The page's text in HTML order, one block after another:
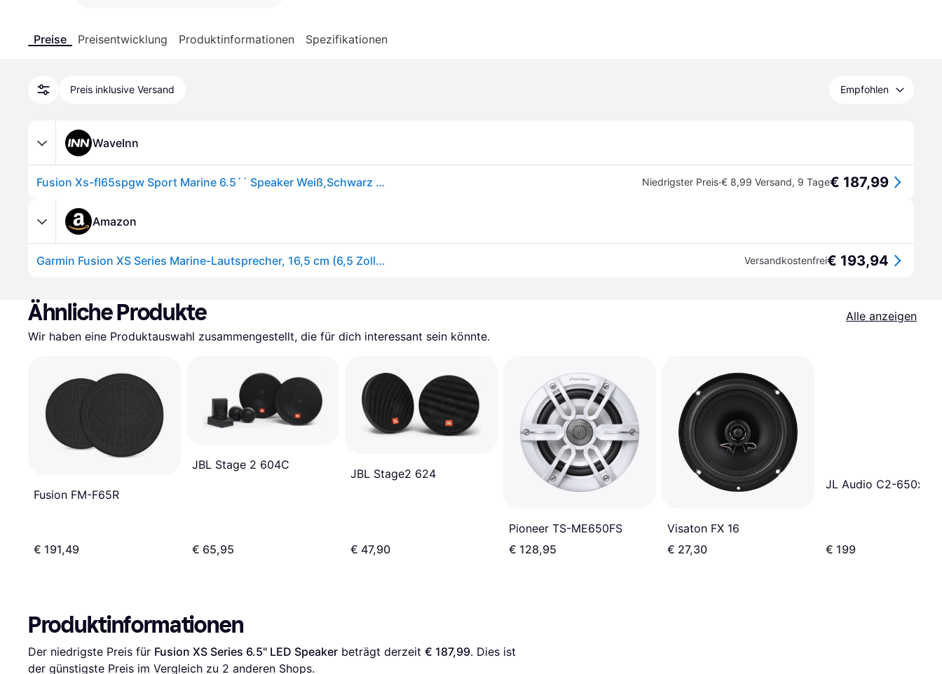
Preise Preisentwicklung Produktinformationen Spezifikationen
Preis inklusive Versand Empfohlen
WaveInn
Fusion Xs-fl65spgw Sport Marine 6.5´´ Speaker Weiß,Schwarz 200 Watts Niedrigster Preis·€ 8,99 Versand, 9 Tage€ 187,99
Amazon
Garmin Fusion XS Series Marine-Lautsprecher, 16,5 cm (6,5 Zoll), 200 Watt, Sport mit RGB, Marke, Grau, Weiß Versandkostenfrei€ 193,94
Ähnliche Produkte
Alle anzeigen
Wir haben eine Produktauswahl zusammengestellt, die für dich interessant sein könnte.
Fusion FM-F65R
€ 191,49
JBL Stage 2 604C
€ 65,95
JBL Stage2 624
€ 47,90
Pioneer TS-ME650FS
€ 128,95
Visaton FX 16
€ 27,30
JL Audio C2-650x
€ 199
Produktinformationen
Der niedrigste Preis für Fusion XS Series 6.5" LED Speaker beträgt derzeit € 187,99. Dies ist
der günstigste Preis im Vergleich zu 2 anderen Shops.